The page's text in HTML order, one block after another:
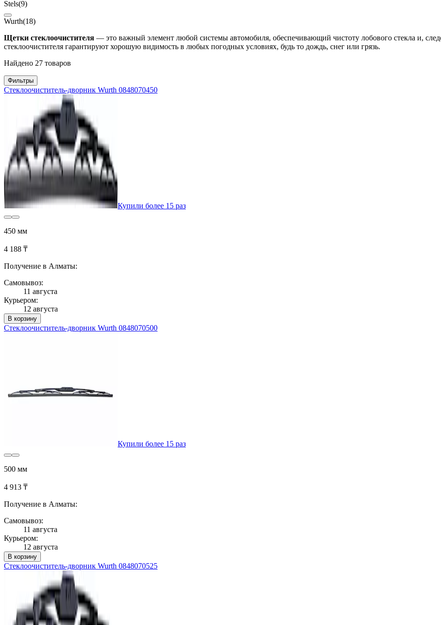
Stels(9)
Wurth(18)
Щетки стеклоочистителя — это важный элемент любой системы автомобиля, обеспечивающий чистоту лобового стекла и,
стеклоочистителя гарантируют хорошую видимость в любых погодных условиях, будь то дождь, снег или грязь.
Найдено 27 товаров
Фильтры
Стеклоочиститель-дворник Wurth 0848070450
Купили более 15 раз
450 мм
4 188 ₸
Получение в Алматы:
Самовывоз:
11 августа
Курьером:
12 августа
В корзину
Стеклоочиститель-дворник Wurth 0848070500
Купили более 15 раз
500 мм
4 913 ₸
Получение в Алматы:
Самовывоз:
11 августа
Курьером:
12 августа
В корзину
Стеклоочиститель-дворник Wurth 0848070525